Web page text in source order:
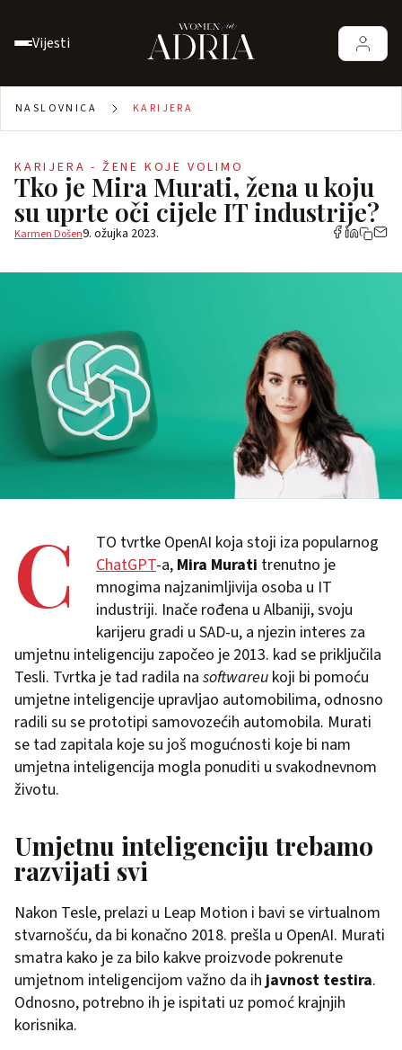
Vijesti
NASLOVNICA KARIJERA
KARIJERA - ŽENE KOJE VOLIMO
Tko je Mira Murati, žena u koju
su uprte oči cijele IT industrije?
Karmen Došen9. ožujka 2023.
C
TO tvrtke OpenAI koja stoji iza popularnog
ChatGPT-a, Mira Murati trenutno je
mnogima najzanimljivija osoba u IT
industriji. Inače rođena u Albaniji, svoju
karijeru gradi u SAD-u, a njezin interes za
umjetnu inteligenciju započeo je 2013. kad se priključila
Tesli. Tvrtka je tad radila na softwareu koji bi pomoću
umjetne inteligencije upravljao automobilima, odnosno
radili su se prototipi samovozećih automobila. Murati
se tad zapitala koje su još mogućnosti koje bi nam
umjetna inteligencija mogla ponuditi u svakodnevnom
životu.
Umjetnu inteligenciju trebamo
razvijati svi
Nakon Tesle, prelazi u Leap Motion i bavi se virtualnom
stvarnošću, da bi konačno 2018. prešla u OpenAI. Murati
smatra kako je za bilo kakve proizvode pokrenute
umjetnom inteligencijom važno da ihjavnost testira.
Odnosno, potrebno ih je ispitati uz pomoć krajnjih
korisnika.